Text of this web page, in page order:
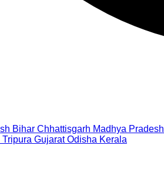
Bihar Chhattisgarh Madhya Pradesh
Tripura Gujarat Odisha Kerala